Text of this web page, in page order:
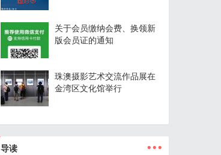
关于会员缴纳会费、换领新
版会员证的通知
珠澳摄影艺术交流作品展在
金湾区文化馆举行
导读 ...